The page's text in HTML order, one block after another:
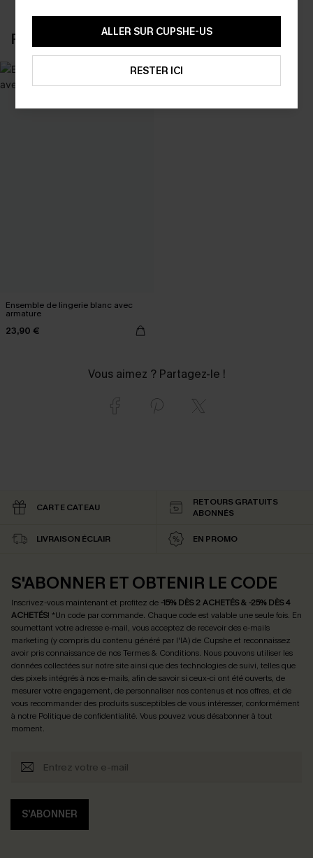
RÉCEMMENT CONSULTÉS
Ensemble de lingerie blanc avec
armature
23,90 €
Vous aimez ? Partagez-le !
ALLER SUR CUPSHE-US
RESTER ICI
CARTE CATEAU
RETOURS GRATUITS
ABONNÉS
LIVRAISON ÉCLAIR EN PROMO
S'ABONNER ET OBTENIR LE CODE
Inscrivez-vous maintenant et profitez de -15% DÈS 2 ACHETÉS & -25% DÈS 4
ACHETÉS! *Un code par commande. Chaque code est valable une seule fois. En
soumettant votre adresse e-mail, vous acceptez de recevoir des e-mails
marketing (y compris du contenu généré par l'IA) de Cupshe et reconnaissez
avoir pris connaissance de nosTermes & Conditions. Nous pouvons utiliser les
données collectées sur notre site ainsi que des technologies de suivi, telles que
des pixels intégrés à nos e-mails, afin de savoir si ceux-ci ont été ouverts, de
mesurer votre engagement, de personnaliser nos contenus et nos offres, et de
vous recommander des produits susceptibles de vous intéresser, conformément
à notre Politique de confidentialité. Vous pouvez vous désabonner à tout
moment.
S'ABONNER